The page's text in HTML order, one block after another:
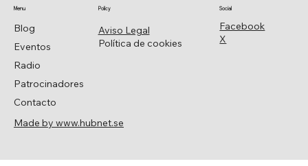
Facebook
X
Social
Aviso Legal
Política de cookies
Policy
Blog
Eventos
Radio
Patrocinadores
Contacto
Menu
Made by www.hubnet.se